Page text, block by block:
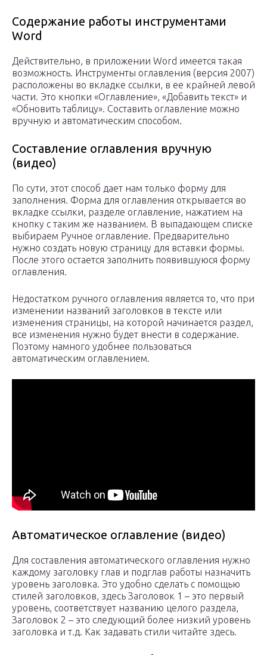
Содержание работы инструментами
Word
Действительно, в приложении Word имеется такая
возможность. Инструменты оглавления (версия 2007)
расположены во вкладке ссылки, в ее крайней левой
части. Это кнопки «Оглавление», «Добавить текст» и
«Обновить таблицу». Составить оглавление можно
вручную и автоматическим способом.
Составление оглавления вручную
(видео)
По сути, этот способ дает нам только форму для
заполнения. Форма для оглавления открывается во
вкладке ссылки, разделе оглавление, нажатием на
кнопку с таким же названием. В выпадающем списке
выбираем Ручное оглавление. Предварительно
нужно создать новую страницу для вставки формы.
После этого остается заполнить появившуюся форму
оглавления.
Недостатком ручного оглавления является то, что при
изменении названий заголовков в тексте или
изменения страницы, на которой начинается раздел,
все изменения нужно будет внести в содержание.
Поэтому намного удобнее пользоваться
автоматическим оглавлением.
Автоматическое оглавление (видео)
Для составления автоматического оглавления нужно
каждому заголовку глав и подглав работы назначить
уровень заголовка. Это удобно сделать с помощью
стилей заголовков, здесь Заголовок 1 – это первый
уровень, соответствует названию целого раздела,
Заголовок 2 – это следующий более низкий уровень
заголовка и т.д. Как задавать стили читайте здесь.